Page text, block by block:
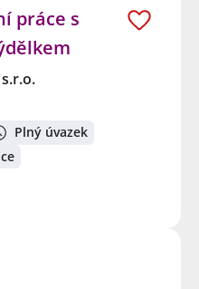
práce s
Plný úvazek